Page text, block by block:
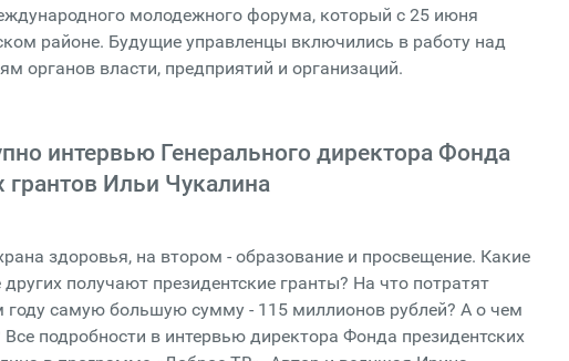
молодежного форума, который с 25 июня
районе. Будущие управленцы включились в работу над
органов власти, предприятий и организаций.
интервью Генерального директора Фонда
грантов Ильи Чукалина
здоровья, на втором - образование и просвещение. Какие
получают президентские гранты? На что потратят
году самую большую сумму - 115 миллионов рублей? А о чем
подробности в интервью директора Фонда президентских